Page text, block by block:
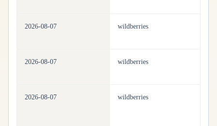
2026-08-07 wildberries
2026-08-07 wildberries
2026-08-07 wildberries